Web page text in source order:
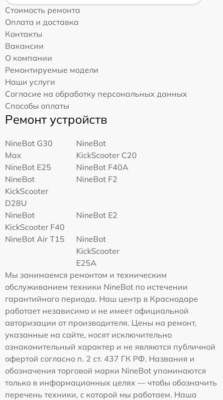
Стоимость ремонта
Оплата и доставка
Контакты
Вакансии
О компании
Ремонтируемые модели
Наши услуги
Согласие на обработку персональных данных
Способы оплаты
Ремонт устройств
NineBot G30
Max
NineBot
KickScooter C20
NineBot E25
NineBot F40A
NineBot
KickScooter
D28U
NineBot F2
NineBot
KickScooter F40
NineBot E2
NineBot Air T15
NineBot
KickScooter
E25A
Мы занимаемся ремонтом и техническим
обслуживанием техники NineBot по истечении
гарантийного периода. Наш центр в Краснодаре
работает независимо и не имеет официальной
авторизации от производителя. Цены на ремонт,
указанные на сайте, носят исключительно
ознакомительный характер и не являются публичной
офертой согласно п. 2 ст. 437 ГК РФ. Названия и
обозначения торговой марки NineBot упоминаются
только в информационных целях — чтобы обозначить
перечень техники, с которой мы работаем. Наша